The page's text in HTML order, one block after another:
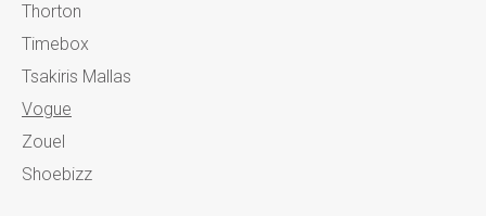
Thorton
Timebox
Tsakiris Mallas
Vogue
Zouel
Shoebizz